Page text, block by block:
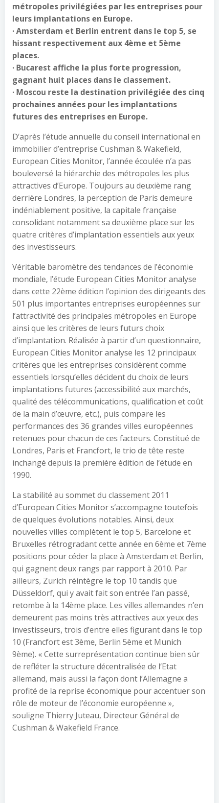
métropoles privilégiées par les entreprises pour
leurs implantations en Europe.
· Amsterdam et Berlin entrent dans le top 5, se
hissant respectivement aux 4ème et 5ème
places.
· Bucarest affiche la plus forte progression,
gagnant huit places dans le classement.
· Moscou reste la destination privilégiée des cinq
prochaines années pour les implantations
futures des entreprises en Europe.
D’après l’étude annuelle du conseil international en
immobilier d’entreprise Cushman & Wakefield,
European Cities Monitor, l’année écoulée n’a pas
bouleversé la hiérarchie des métropoles les plus
attractives d’Europe. Toujours au deuxième rang
derrière Londres, la perception de Paris demeure
indéniablement positive, la capitale française
consolidant notamment sa deuxième place sur les
quatre critères d’implantation essentiels aux yeux
des investisseurs.
Véritable baromètre des tendances de l’économie
mondiale, l’étude European Cities Monitor analyse
dans cette 22ème édition l’opinion des dirigeants des
501 plus importantes entreprises européennes sur
l’attractivité des principales métropoles en Europe
ainsi que les critères de leurs futurs choix
d’implantation. Réalisée à partir d’un questionnaire,
European Cities Monitor analyse les 12 principaux
critères que les entreprises considèrent comme
essentiels lorsqu’elles décident du choix de leurs
implantations futures (accessibilité aux marchés,
qualité des télécommunications, qualification et coût
de la main d’œuvre, etc.), puis compare les
performances des 36 grandes villes européennes
retenues pour chacun de ces facteurs. Constitué de
Londres, Paris et Francfort, le trio de tête reste
inchangé depuis la première édition de l’étude en
1990.
La stabilité au sommet du classement 2011
d’European Cities Monitor s’accompagne toutefois
de quelques évolutions notables. Ainsi, deux
nouvelles villes complètent le top 5, Barcelone et
Bruxelles rétrogradant cette année en 6ème et 7ème
positions pour céder la place à Amsterdam et Berlin,
qui gagnent deux rangs par rapport à 2010. Par
ailleurs, Zurich réintègre le top 10 tandis que
Düsseldorf, qui y avait fait son entrée l’an passé,
retombe à la 14ème place. Les villes allemandes n’en
demeurent pas moins très attractives aux yeux des
investisseurs, trois d’entre elles figurant dans le top
10 (Francfort est 3ème, Berlin 5ème et Munich
9ème). « Cette surreprésentation continue bien sûr
de refléter la structure décentralisée de l’Etat
allemand, mais aussi la façon dont l’Allemagne a
profité de la reprise économique pour accentuer son
rôle de moteur de l’économie européenne »,
souligne Thierry Juteau, Directeur Général de
Cushman & Wakefield France.